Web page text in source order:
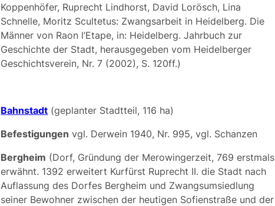
Koppenhöfer, Ruprecht Lindhorst, David Lorösch, Lina
Schnelle, Moritz Scultetus: Zwangsarbeit in Heidelberg. Die
Männer von Raon l’Etape, in: Heidelberg. Jahrbuch zur
Geschichte der Stadt, herausgegeben vom Heidelberger
Geschichtsverein, Nr. 7 (2002), S. 120ff.)
Bahnstadt (geplanter Stadtteil, 116 ha)
Befestigungen vgl. Derwein 1940, Nr. 995, vgl. Schanzen
Bergheim (Dorf, Gründung der Merowingerzeit, 769 erstmals
erwähnt. 1392 erweitert Kurfürst Ruprecht II. die Stadt nach
Auflassung des Dorfes Bergheim und Zwangsumsiedlung
seiner Bewohner zwischen der heutigen Sofienstraße und der